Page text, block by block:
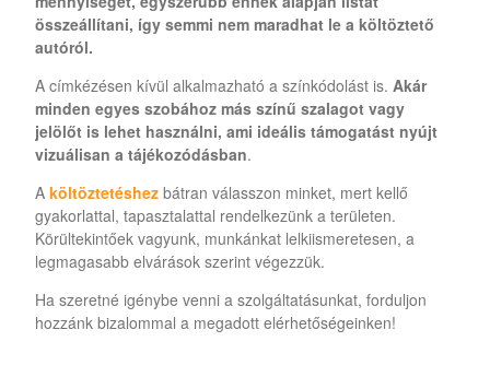
összeállítani, így semmi nem maradhat le a költöztető
autóról.
A címkézésen kívül alkalmazható a színkódolást is. Akár
minden egyes szobához más színű szalagot vagy
jelölőt is lehet használni, ami ideális támogatást nyújt
vizuálisan a tájékozódásban.
A költöztetéshez bátran válasszon minket, mert kellő
gyakorlattal, tapasztalattal rendelkezünk a területen.
Körültekintőek vagyunk, munkánkat lelkiismeretesen, a
legmagasabb elvárások szerint végezzük.
Ha szeretné igénybe venni a szolgáltatásunkat, forduljon
hozzánk bizalommal a megadott elérhetőségeinken!